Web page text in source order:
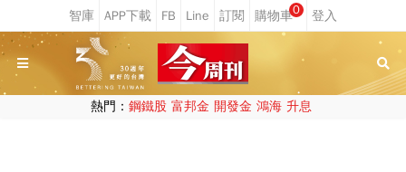
0
熱門： 鋼鐵股 富邦金 開發金 鴻海 升息